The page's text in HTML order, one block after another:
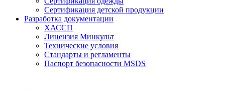
Сертификация детской продукции
Разработка документации
ХАССП
Лицензия Минкульт
Технические условия
Стандарты и регламенты
Паспорт безопасности MSDS